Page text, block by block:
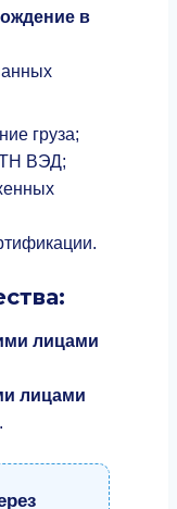
в
груза;
ТН ВЭД;
лицами
лицами